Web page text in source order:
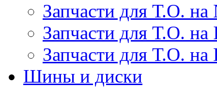
Запчасти для Т.О. на
Запчасти для Т.О.
Запчасти для Т.О. на
Шины и диски